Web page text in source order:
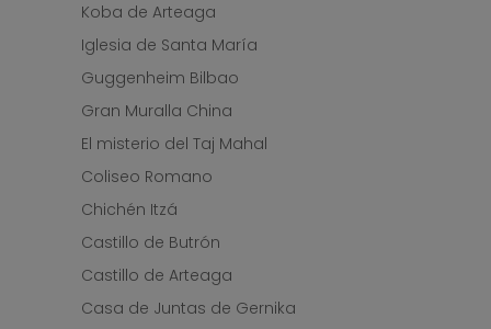
Koba de Arteaga
Iglesia de Santa María
Guggenheim Bilbao
Gran Muralla China
El misterio del Taj Mahal
Coliseo Romano
Chichén Itzá
Castillo de Butrón
Castillo de Arteaga
Casa de Juntas de Gernika